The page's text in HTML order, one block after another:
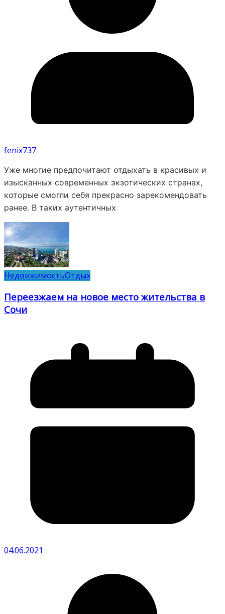
fenix737
Уже многие предпочитают отдыхать в красивых и
изысканных современных экзотических странах,
которые смогли себя прекрасно зарекомендовать
ранее. В таких аутентичных
НедвижимостьОтдых
Переезжаем на новое место жительства в
Сочи
04.06.2021